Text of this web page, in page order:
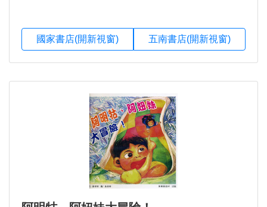
國家書店(開新視窗) 五南書店(開新視窗)